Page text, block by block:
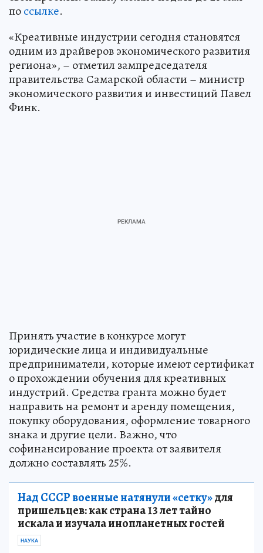
поссылке.
«Креативные индустрии сегодня становятся
одним из драйверов экономического развития
региона», – отметил зампредседателя
правительства Самарской области – министр
экономического развития и инвестиций Павел
Финк.
Принять участие в конкурсе могут
юридические лица и индивидуальные
предприниматели, которые имеют сертификат
о прохождении обучения для креативных
индустрий. Средства гранта можно будет
направить на ремонт и аренду помещения,
покупку оборудования, оформление товарного
знака и другие цели. Важно, что
софинансирование проекта от заявителя
должно составлять 25%.
Над СССР военные натянули «сетку»для
пришельцев: как страна 13 лет тайно
искала и изучала инопланетных гостей
НАУКА